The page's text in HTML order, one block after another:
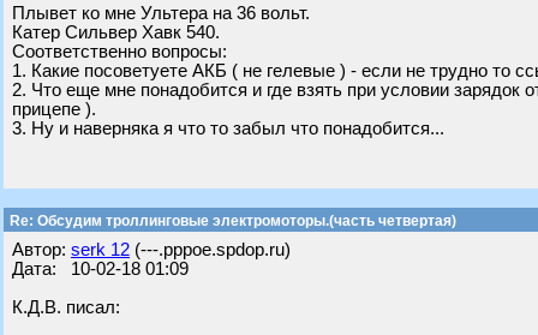
Плывет ко мне Ультера на 36 вольт.
Катер Сильвер Хавк 540.
Соответственно вопросы:
1. Какие посоветуете АКБ ( не гелевые ) - если не трудно то
2. Что еще мне понадобится и где взять при условии
прицепе ).
3. Ну и наверняка я что то забыл что понадобится...
Re: Обсудим троллинговые электромоторы.(часть четвертая)
Автор: serk 12 (---.pppoe.spdop.ru)
Дата: 10-02-18 01:09
К.Д.В. писал: